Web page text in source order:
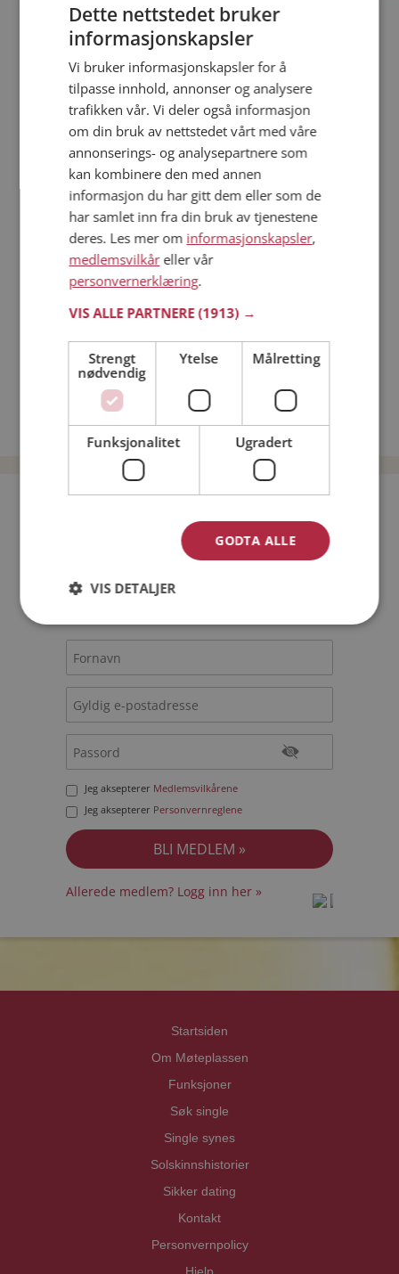
Hvis du søker dating i Vardø har du kommet til riktig sted. På
Møteplassen kan du bli medlem og søke blant tusenvis av
datinginteresserte single i Vardø
Läs mer
Trinn 1 - Bli medlem og lag en presentasjon
Trinn 2 - Slik fungerer våre søkefunksjoner
Trinn 3 - Tips til hvordan du tar kontakt
Sikker dating
Dating på mobilen
Dating på Møteplassen
Kvinner fra Vardø
Date kvinner i Norge
Date menn i Norge
Mann Kvinne
Jeg aksepterer Medlemsvilkårene
Jeg aksepterer Personvernreglene
Allerede medlem? Logg inn her »
Startsiden
Om Møteplassen
Funksjoner
Søk single
Single synes
Solskinnshistorier
Sikker dating
Kontakt
Personvernpolicy
Dette nettstedet bruker
informasjonskapsler
Vi bruker informasjonskapsler for å
tilpasse innhold, annonser og analysere
trafikken vår. Vi deler også informasjon
om din bruk av nettstedet vårt med våre
annonserings- og analysepartnere som
kan kombinere den med annen
informasjon du har gitt dem eller som de
har samlet inn fra din bruk av tjenestene
deres. Les mer om informasjonskapsler,
medlemsvilkåreller vår
personvernerklæring.
VIS ALLE PARTNERE(1913) →
Strengt
nødvendig
Ytelse Målretting
Funksjonalitet Ugradert
GODTA ALLE
VIS DETALJER